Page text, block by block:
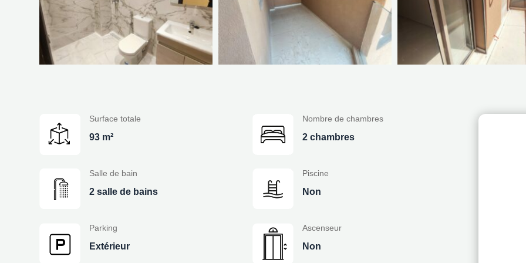
Surface totale
93 m²
Nombre de chambres
2 chambres
Salle de bain
2 salle de bains
Piscine
Non
Parking
Extérieur
Ascenseur
Non